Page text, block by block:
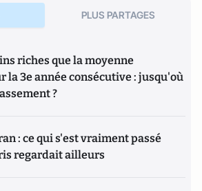
PLUS PARTAGES
riches que la moyenne
la 3e année consécutive : jusqu'où
?
: ce qui s'est vraiment passé
regardait ailleurs